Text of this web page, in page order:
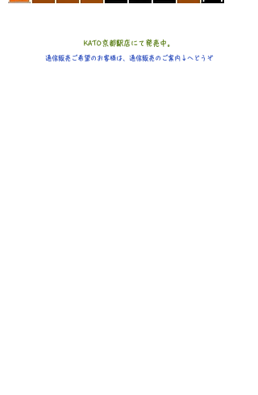
KATO京都駅店にて発売中。
通信販売ご希望のお客様は、通信販売のご案内↓へどうぞ